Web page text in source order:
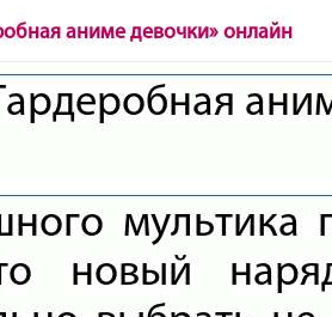
аниме девочки» онлайн
мультика
то новый